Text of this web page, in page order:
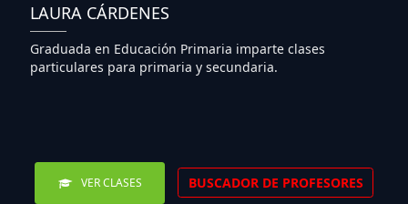
LAURA CÁRDENES
Graduada en Educación Primaria imparte clases
particulares para primaria y secundaria.
VER CLASES BUSCADOR DE PROFESORES